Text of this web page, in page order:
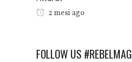
2 mesi ago
FOLLOW US #REBELMAG